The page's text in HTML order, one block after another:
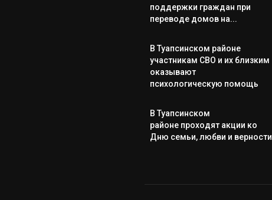
поддержки граждан при
переводе домов на...
В Туапсинском районе
участникам СВО и их близким
оказывают
психологическую помощь
В Туапсинском
районе проходят акции ко
Дню семьи, любви и верности